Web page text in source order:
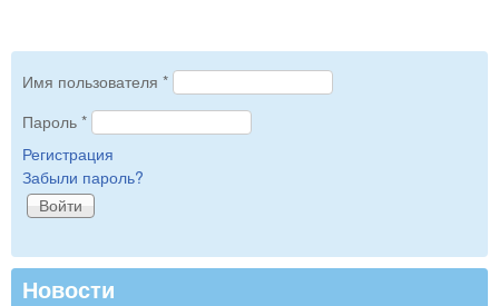
Имя пользователя *
Пароль *
Регистрация
Забыли пароль?
Новости